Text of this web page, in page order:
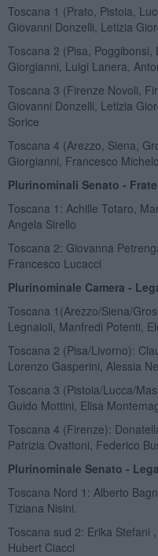
Toscana 1 (Prato, Pistoia,
Giovanni Donzelli, Letizia
Toscana 2 (Pisa,
Giorgianni, Luigi Lanera,
Toscana 3 (Firenze Novoli,
Giovanni Donzelli, Letizia
Sorice
Toscana 4 (Arezzo, Siena,
Giorgianni, Francesco
Plurinominali Senato -
Toscana 1: Achille Totaro,
Angela Sirello
Toscana 2: Giovanna
Francesco Lucacci
Plurinominale Camera -
Toscana 1(Arezzo/Siena/
Legnaioli, Manfredi Potenti,
Toscana 2 (Pisa/Livorno):
Lorenzo Gasperini, Alessia
Toscana 3 (Pistoia/Lucca/
Guido Mottini, Elisa
Toscana 4 (Firenze):
Patrizia Ovattoni, Federico
Plurinominale Senato - Lega
Toscana Nord 1: Alberto
Tiziana Nisini.
Toscana sud 2: Erika Stefani
Hubert Ciacci